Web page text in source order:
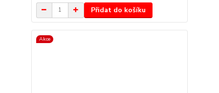
Přidat do košíku
Akce